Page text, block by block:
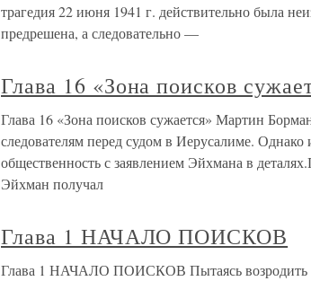
трагедия 22 июня 1941 г. действительно была
предрешена, а следовательно —
Глава 16 «Зона поисков
Глава 16 «Зона поисков сужается» Мартин
следователям перед судом в Иерусалиме. Однако
общественность с заявлением Эйхмана в
Эйхман получал
Глава 1 НАЧАЛО ПОИСКОВ
Глава 1 НАЧАЛО ПОИСКОВ Пытаясь возродить